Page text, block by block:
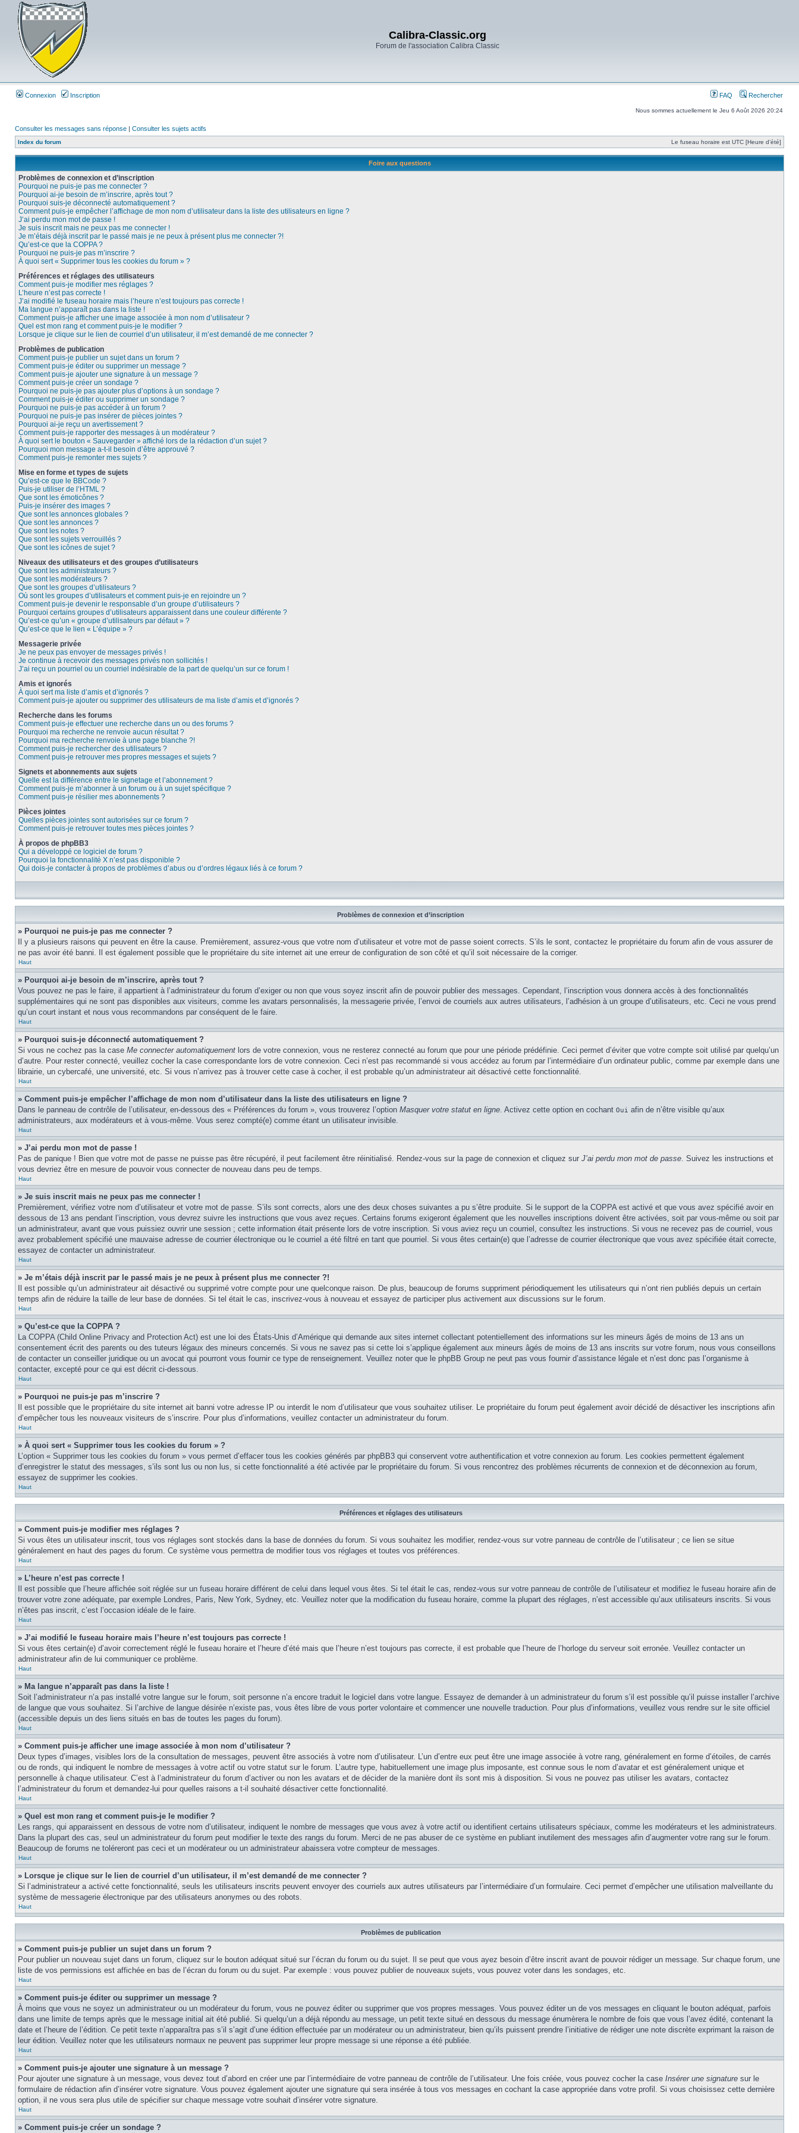
Calibra-Classic.org
Forum de l'association Calibra Classic
Connexion Inscription FAQ Rechercher
Nous sommes actuellement le Jeu 6 Août 2026 20:24
Consulter les messages sans réponse | Consulter les sujets actifs
Index du forum Le fuseau horaire est UTC [Heure d’été]
Foire aux questions
Problèmes de connexion et d’inscription
Pourquoi ne puis-je pas me connecter ?
Pourquoi ai-je besoin de m’inscrire, après tout ?
Pourquoi suis-je déconnecté automatiquement ?
Comment puis-je empêcher l’affichage de mon nom d’utilisateur dans la liste des utilisateurs en ligne ?
J’ai perdu mon mot de passe !
Je suis inscrit mais ne peux pas me connecter !
Je m’étais déjà inscrit par le passé mais je ne peux à présent plus me connecter ?!
Qu’est-ce que la COPPA ?
Pourquoi ne puis-je pas m’inscrire ?
À quoi sert « Supprimer tous les cookies du forum » ?
Préférences et réglages des utilisateurs
Comment puis-je modifier mes réglages ?
L’heure n’est pas correcte !
J’ai modifié le fuseau horaire mais l’heure n’est toujours pas correcte !
Ma langue n’apparaît pas dans la liste !
Comment puis-je afficher une image associée à mon nom d’utilisateur ?
Quel est mon rang et comment puis-je le modifier ?
Lorsque je clique sur le lien de courriel d’un utilisateur, il m’est demandé de me connecter ?
Problèmes de publication
Comment puis-je publier un sujet dans un forum ?
Comment puis-je éditer ou supprimer un message ?
Comment puis-je ajouter une signature à un message ?
Comment puis-je créer un sondage ?
Pourquoi ne puis-je pas ajouter plus d’options à un sondage ?
Comment puis-je éditer ou supprimer un sondage ?
Pourquoi ne puis-je pas accéder à un forum ?
Pourquoi ne puis-je pas insérer de pièces jointes ?
Pourquoi ai-je reçu un avertissement ?
Comment puis-je rapporter des messages à un modérateur ?
À quoi sert le bouton « Sauvegarder » affiché lors de la rédaction d’un sujet ?
Pourquoi mon message a-t-il besoin d’être approuvé ?
Comment puis-je remonter mes sujets ?
Mise en forme et types de sujets
Qu’est-ce que le BBCode ?
Puis-je utiliser de l’HTML ?
Que sont les émoticônes ?
Puis-je insérer des images ?
Que sont les annonces globales ?
Que sont les annonces ?
Que sont les notes ?
Que sont les sujets verrouillés ?
Que sont les icônes de sujet ?
Niveaux des utilisateurs et des groupes d’utilisateurs
Que sont les administrateurs ?
Que sont les modérateurs ?
Que sont les groupes d’utilisateurs ?
Où sont les groupes d’utilisateurs et comment puis-je en rejoindre un ?
Comment puis-je devenir le responsable d’un groupe d’utilisateurs ?
Pourquoi certains groupes d’utilisateurs apparaissent dans une couleur différente ?
Qu’est-ce qu’un « groupe d’utilisateurs par défaut » ?
Qu’est-ce que le lien « L’équipe » ?
Messagerie privée
Je ne peux pas envoyer de messages privés !
Je continue à recevoir des messages privés non sollicités !
J’ai reçu un pourriel ou un courriel indésirable de la part de quelqu’un sur ce forum !
Amis et ignorés
À quoi sert ma liste d’amis et d’ignorés ?
Comment puis-je ajouter ou supprimer des utilisateurs de ma liste d’amis et d’ignorés ?
Recherche dans les forums
Comment puis-je effectuer une recherche dans un ou des forums ?
Pourquoi ma recherche ne renvoie aucun résultat ?
Pourquoi ma recherche renvoie à une page blanche ?!
Comment puis-je rechercher des utilisateurs ?
Comment puis-je retrouver mes propres messages et sujets ?
Signets et abonnements aux sujets
Quelle est la différence entre le signetage et l’abonnement ?
Comment puis-je m’abonner à un forum ou à un sujet spécifique ?
Comment puis-je résilier mes abonnements ?
Pièces jointes
Quelles pièces jointes sont autorisées sur ce forum ?
Comment puis-je retrouver toutes mes pièces jointes ?
À propos de phpBB3
Qui a développé ce logiciel de forum ?
Pourquoi la fonctionnalité X n’est pas disponible ?
Qui dois-je contacter à propos de problèmes d’abus ou d’ordres légaux liés à ce forum ?
Problèmes de connexion et d’inscription
» Pourquoi ne puis-je pas me connecter ?
Il y a plusieurs raisons qui peuvent en être la cause. Premièrement, assurez-vous que votre nom d’utilisateur et votre mot de passe soient corrects. S’ils le sont, contactez le propriétaire du forum afin de vous assurer de
ne pas avoir été banni. Il est également possible que le propriétaire du site internet ait une erreur de configuration de son côté et qu’il soit nécessaire de la corriger.
Haut
» Pourquoi ai-je besoin de m’inscrire, après tout ?
Vous pouvez ne pas le faire, il appartient à l’administrateur du forum d’exiger ou non que vous soyez inscrit afin de pouvoir publier des messages. Cependant, l’inscription vous donnera accès à des fonctionnalités
supplémentaires qui ne sont pas disponibles aux visiteurs, comme les avatars personnalisés, la messagerie privée, l’envoi de courriels aux autres utilisateurs, l’adhésion à un groupe d’utilisateurs, etc. Ceci ne vous prend
qu’un court instant et nous vous recommandons par conséquent de le faire.
Haut
» Pourquoi suis-je déconnecté automatiquement ?
Si vous ne cochez pas la case Me connecter automatiquement lors de votre connexion, vous ne resterez connecté au forum que pour une période prédéfinie. Ceci permet d’éviter que votre compte soit utilisé par quelqu’un
d’autre. Pour rester connecté, veuillez cocher la case correspondante lors de votre connexion. Ceci n’est pas recommandé si vous accédez au forum par l’intermédiaire d’un ordinateur public, comme par exemple dans une
librairie, un cybercafé, une université, etc. Si vous n’arrivez pas à trouver cette case à cocher, il est probable qu’un administrateur ait désactivé cette fonctionnalité.
Haut
» Comment puis-je empêcher l’affichage de mon nom d’utilisateur dans la liste des utilisateurs en ligne ?
Dans le panneau de contrôle de l’utilisateur, en-dessous des « Préférences du forum », vous trouverez l’option Masquer votre statut en ligne. Activez cette option en cochant Oui afin de n’être visible qu’aux
administrateurs, aux modérateurs et à vous-même. Vous serez compté(e) comme étant un utilisateur invisible.
Haut
» J’ai perdu mon mot de passe !
Pas de panique ! Bien que votre mot de passe ne puisse pas être récupéré, il peut facilement être réinitialisé. Rendez-vous sur la page de connexion et cliquez sur J’ai perdu mon mot de passe. Suivez les instructions et
vous devriez être en mesure de pouvoir vous connecter de nouveau dans peu de temps.
Haut
» Je suis inscrit mais ne peux pas me connecter !
Premièrement, vérifiez votre nom d’utilisateur et votre mot de passe. S’ils sont corrects, alors une des deux choses suivantes a pu s’être produite. Si le support de la COPPA est activé et que vous avez spécifié avoir en
dessous de 13 ans pendant l’inscription, vous devrez suivre les instructions que vous avez reçues. Certains forums exigeront également que les nouvelles inscriptions doivent être activées, soit par vous-même ou soit par
un administrateur, avant que vous puissiez ouvrir une session ; cette information était présente lors de votre inscription. Si vous aviez reçu un courriel, consultez les instructions. Si vous ne recevez pas de courriel, vous
avez probablement spécifié une mauvaise adresse de courrier électronique ou le courriel a été filtré en tant que pourriel. Si vous êtes certain(e) que l’adresse de courrier électronique que vous avez spécifiée était correcte,
essayez de contacter un administrateur.
Haut
» Je m’étais déjà inscrit par le passé mais je ne peux à présent plus me connecter ?!
Il est possible qu’un administrateur ait désactivé ou supprimé votre compte pour une quelconque raison. De plus, beaucoup de forums suppriment périodiquement les utilisateurs qui n’ont rien publiés depuis un certain
temps afin de réduire la taille de leur base de données. Si tel était le cas, inscrivez-vous à nouveau et essayez de participer plus activement aux discussions sur le forum.
Haut
» Qu’est-ce que la COPPA ?
La COPPA (Child Online Privacy and Protection Act) est une loi des États-Unis d’Amérique qui demande aux sites internet collectant potentiellement des informations sur les mineurs âgés de moins de 13 ans un
consentement écrit des parents ou des tuteurs légaux des mineurs concernés. Si vous ne savez pas si cette loi s’applique également aux mineurs âgés de moins de 13 ans inscrits sur votre forum, nous vous conseillons
de contacter un conseiller juridique ou un avocat qui pourront vous fournir ce type de renseignement. Veuillez noter que le phpBB Group ne peut pas vous fournir d’assistance légale et n’est donc pas l’organisme à
contacter, excepté pour ce qui est décrit ci-dessous.
Haut
» Pourquoi ne puis-je pas m’inscrire ?
Il est possible que le propriétaire du site internet ait banni votre adresse IP ou interdit le nom d’utilisateur que vous souhaitez utiliser. Le propriétaire du forum peut également avoir décidé de désactiver les inscriptions afin
d’empêcher tous les nouveaux visiteurs de s’inscrire. Pour plus d’informations, veuillez contacter un administrateur du forum.
Haut
» À quoi sert « Supprimer tous les cookies du forum » ?
L’option « Supprimer tous les cookies du forum » vous permet d’effacer tous les cookies générés par phpBB3 qui conservent votre authentification et votre connexion au forum. Les cookies permettent également
d’enregistrer le statut des messages, s’ils sont lus ou non lus, si cette fonctionnalité a été activée par le propriétaire du forum. Si vous rencontrez des problèmes récurrents de connexion et de déconnexion au forum,
essayez de supprimer les cookies.
Haut
Préférences et réglages des utilisateurs
» Comment puis-je modifier mes réglages ?
Si vous êtes un utilisateur inscrit, tous vos réglages sont stockés dans la base de données du forum. Si vous souhaitez les modifier, rendez-vous sur votre panneau de contrôle de l’utilisateur ; ce lien se situe
généralement en haut des pages du forum. Ce système vous permettra de modifier tous vos réglages et toutes vos préférences.
Haut
» L’heure n’est pas correcte !
Il est possible que l’heure affichée soit réglée sur un fuseau horaire différent de celui dans lequel vous êtes. Si tel était le cas, rendez-vous sur votre panneau de contrôle de l’utilisateur et modifiez le fuseau horaire afin de
trouver votre zone adéquate, par exemple Londres, Paris, New York, Sydney, etc. Veuillez noter que la modification du fuseau horaire, comme la plupart des réglages, n’est accessible qu’aux utilisateurs inscrits. Si vous
n’êtes pas inscrit, c’est l’occasion idéale de le faire.
Haut
» J’ai modifié le fuseau horaire mais l’heure n’est toujours pas correcte !
Si vous êtes certain(e) d’avoir correctement réglé le fuseau horaire et l’heure d’été mais que l’heure n’est toujours pas correcte, il est probable que l’heure de l’horloge du serveur soit erronée. Veuillez contacter un
administrateur afin de lui communiquer ce problème.
Haut
» Ma langue n’apparaît pas dans la liste !
Soit l’administrateur n’a pas installé votre langue sur le forum, soit personne n’a encore traduit le logiciel dans votre langue. Essayez de demander à un administrateur du forum s’il est possible qu’il puisse installer l’archive
de langue que vous souhaitez. Si l’archive de langue désirée n’existe pas, vous êtes libre de vous porter volontaire et commencer une nouvelle traduction. Pour plus d’informations, veuillez vous rendre sur le site officiel
(accessible depuis un des liens situés en bas de toutes les pages du forum).
Haut
» Comment puis-je afficher une image associée à mon nom d’utilisateur ?
Deux types d’images, visibles lors de la consultation de messages, peuvent être associés à votre nom d’utilisateur. L’un d’entre eux peut être une image associée à votre rang, généralement en forme d’étoiles, de carrés
ou de ronds, qui indiquent le nombre de messages à votre actif ou votre statut sur le forum. L’autre type, habituellement une image plus imposante, est connue sous le nom d’avatar et est généralement unique et
personnelle à chaque utilisateur. C’est à l’administrateur du forum d’activer ou non les avatars et de décider de la manière dont ils sont mis à disposition. Si vous ne pouvez pas utiliser les avatars, contactez
l’administrateur du forum et demandez-lui pour quelles raisons a t-il souhaité désactiver cette fonctionnalité.
Haut
» Quel est mon rang et comment puis-je le modifier ?
Les rangs, qui apparaissent en dessous de votre nom d’utilisateur, indiquent le nombre de messages que vous avez à votre actif ou identifient certains utilisateurs spéciaux, comme les modérateurs et les administrateurs.
Dans la plupart des cas, seul un administrateur du forum peut modifier le texte des rangs du forum. Merci de ne pas abuser de ce système en publiant inutilement des messages afin d’augmenter votre rang sur le forum.
Beaucoup de forums ne toléreront pas ceci et un modérateur ou un administrateur abaissera votre compteur de messages.
Haut
» Lorsque je clique sur le lien de courriel d’un utilisateur, il m’est demandé de me connecter ?
Si l’administrateur a activé cette fonctionnalité, seuls les utilisateurs inscrits peuvent envoyer des courriels aux autres utilisateurs par l’intermédiaire d’un formulaire. Ceci permet d’empêcher une utilisation malveillante du
système de messagerie électronique par des utilisateurs anonymes ou des robots.
Haut
Problèmes de publication
» Comment puis-je publier un sujet dans un forum ?
Pour publier un nouveau sujet dans un forum, cliquez sur le bouton adéquat situé sur l’écran du forum ou du sujet. Il se peut que vous ayez besoin d’être inscrit avant de pouvoir rédiger un message. Sur chaque forum, une
liste de vos permissions est affichée en bas de l’écran du forum ou du sujet. Par exemple : vous pouvez publier de nouveaux sujets, vous pouvez voter dans les sondages, etc.
Haut
» Comment puis-je éditer ou supprimer un message ?
À moins que vous ne soyez un administrateur ou un modérateur du forum, vous ne pouvez éditer ou supprimer que vos propres messages. Vous pouvez éditer un de vos messages en cliquant le bouton adéquat, parfois
dans une limite de temps après que le message initial ait été publié. Si quelqu’un a déjà répondu au message, un petit texte situé en dessous du message énumèrera le nombre de fois que vous l’avez édité, contenant la
date et l’heure de l’édition. Ce petit texte n’apparaîtra pas s’il s’agit d’une édition effectuée par un modérateur ou un administrateur, bien qu’ils puissent prendre l’initiative de rédiger une note discrète exprimant la raison de
leur édition. Veuillez noter que les utilisateurs normaux ne peuvent pas supprimer leur propre message si une réponse a été publiée.
Haut
» Comment puis-je ajouter une signature à un message ?
Pour ajouter une signature à un message, vous devez tout d’abord en créer une par l’intermédiaire de votre panneau de contrôle de l’utilisateur. Une fois créée, vous pouvez cocher la case Insérer une signature sur le
formulaire de rédaction afin d’insérer votre signature. Vous pouvez également ajouter une signature qui sera insérée à tous vos messages en cochant la case appropriée dans votre profil. Si vous choisissez cette dernière
option, il ne vous sera plus utile de spécifier sur chaque message votre souhait d’insérer votre signature.
Haut
» Comment puis-je créer un sondage ?